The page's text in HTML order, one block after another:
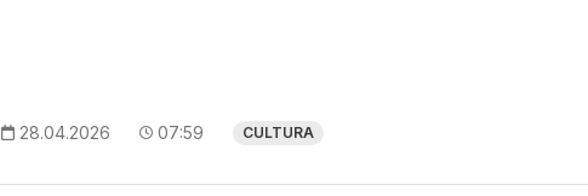
28.04.2026 07:59 CULTURA